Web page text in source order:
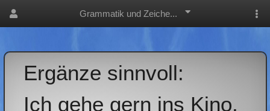
Grammatik und Zeiche...
Ergänze sinnvoll:
Ich gehe gern ins Kino,